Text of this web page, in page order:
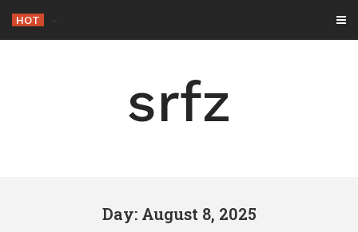
content
HOT -
srfz
Day: August 8, 2025